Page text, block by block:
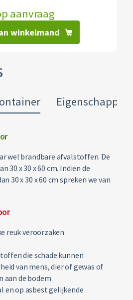
winkelmand
aanvraag
Eigenschappen
wel brandbare afvalstoffen. De
30 x 30 x 60 cm. Indien de
30 x 30 x 60 cm spreken we van
reuk veroorzaken
die schade kunnen
van mens, dier of gewas of
aan de bodem
en op asbest gelijkende